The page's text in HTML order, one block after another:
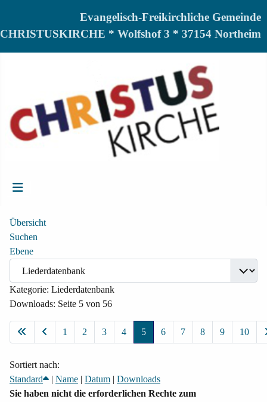
Evangelisch-Freikirchliche Gemeinde
CHRISTUSKIRCHE * Wolfshof 3 * 37154 Northeim
Übersicht
Suchen
Ebene
Kategorie: Liederdatenbank
Downloads: Seite 5 von 56
1 2 3 4 5 6 7 8 9 10
Sortiert nach:
Standard
| Name | Datum | Downloads
Sie haben nicht die erforderlichen Rechte zum